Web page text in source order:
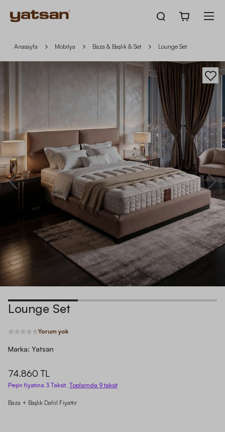
Anasayfa Mobilya Baza & Başlık & Set Lounge Set
Lounge Set
Yorum yok
Marka: Yatsan
74.860 TL
Peşin fiyatına 3 Taksit, Toplamda 9taksit
Baza + Başlık Dahil Fiyattır